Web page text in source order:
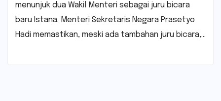
menunjuk dua Wakil Menteri sebagai juru bicara
baru Istana. Menteri Sekretaris Negara Prasetyo
Hadi memastikan, meski ada tambahan juru bicara,…